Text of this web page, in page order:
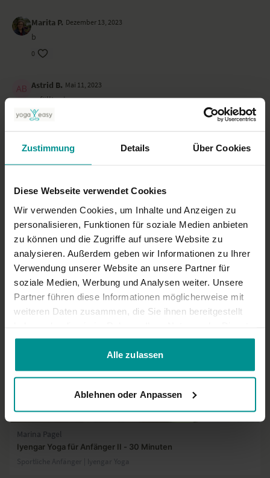
Zustimmung Details Über Cookies
Diese Webseite verwendet Cookies
Wir verwenden Cookies, um Inhalte und Anzeigen zu
personalisieren, Funktionen für soziale Medien anbieten
zu können und die Zugriffe auf unsere Website zu
analysieren. Außerdem geben wir Informationen zu Ihrer
Verwendung unserer Website an unsere Partner für
soziale Medien, Werbung und Analysen weiter. Unsere
Partner führen diese Informationen möglicherweise mit
weiteren Daten zusammen, die Sie ihnen bereitgestellt
gesammelt haben.
Alle zulassen
Ablehnen oder Anpassen
Marita P. Dezember 13, 2023
b
0
Astrid B. Mai 11, 2023
gefällt mir
0
Maria S. September 01, 2022
Hormon Yoga finde ich gut
Mehr laden
Ähnliche Videos
30:30
Marina Pagel
Iyengar Yoga für Anfänger II - 30 Minuten
Sportliche Anfänger | lyengar Yoga